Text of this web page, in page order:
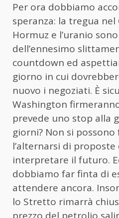
Per ora dobbiamo
speranza: la tregua
Hormuz e l’uranio
dell’ennesimo
countdown ed
giorno in cui
nuovo i negoziati. È
Washington
prevede uno stop alla
giorni? Non si
l’alternarsi di
interpretare il futuro.
dobbiamo far finta di
attendere ancora.
lo Stretto rimarrà